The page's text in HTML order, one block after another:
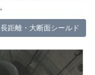
長距離・大断面シールド